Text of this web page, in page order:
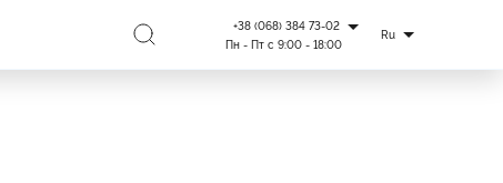
+38 (068) 384 73-02
Пн - Пт с 9:00 - 18:00
Ru